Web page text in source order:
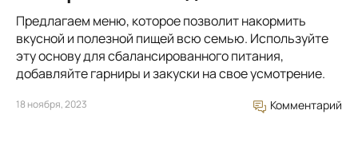
Предлагаем меню, которое позволит накормить
вкусной и полезной пищей всю семью. Используйте
эту основу для сбалансированного питания,
добавляйте гарниры и закуски на свое усмотрение.
18 ноября, 2023 Комментарий